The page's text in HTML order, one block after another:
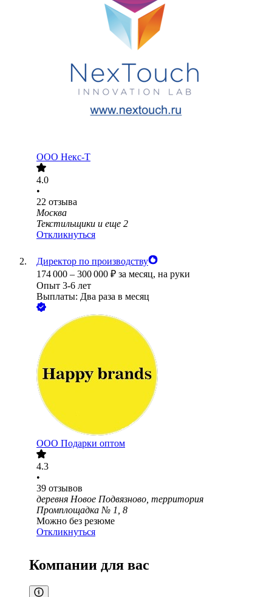
ООО Некс-Т
4.0
•
22 отзыва
Москва
Текстильщики и еще 2
Откликнуться
Директор по производству
174 000 – 300 000 ₽ за месяц, на руки
Опыт 3-6 лет
Выплаты: Два раза в месяц
ООО Подарки оптом
4.3
•
39 отзывов
деревня Новое Подвязново, территория
Промплощадка № 1, 8
Можно без резюме
Откликнуться
Компании для вас